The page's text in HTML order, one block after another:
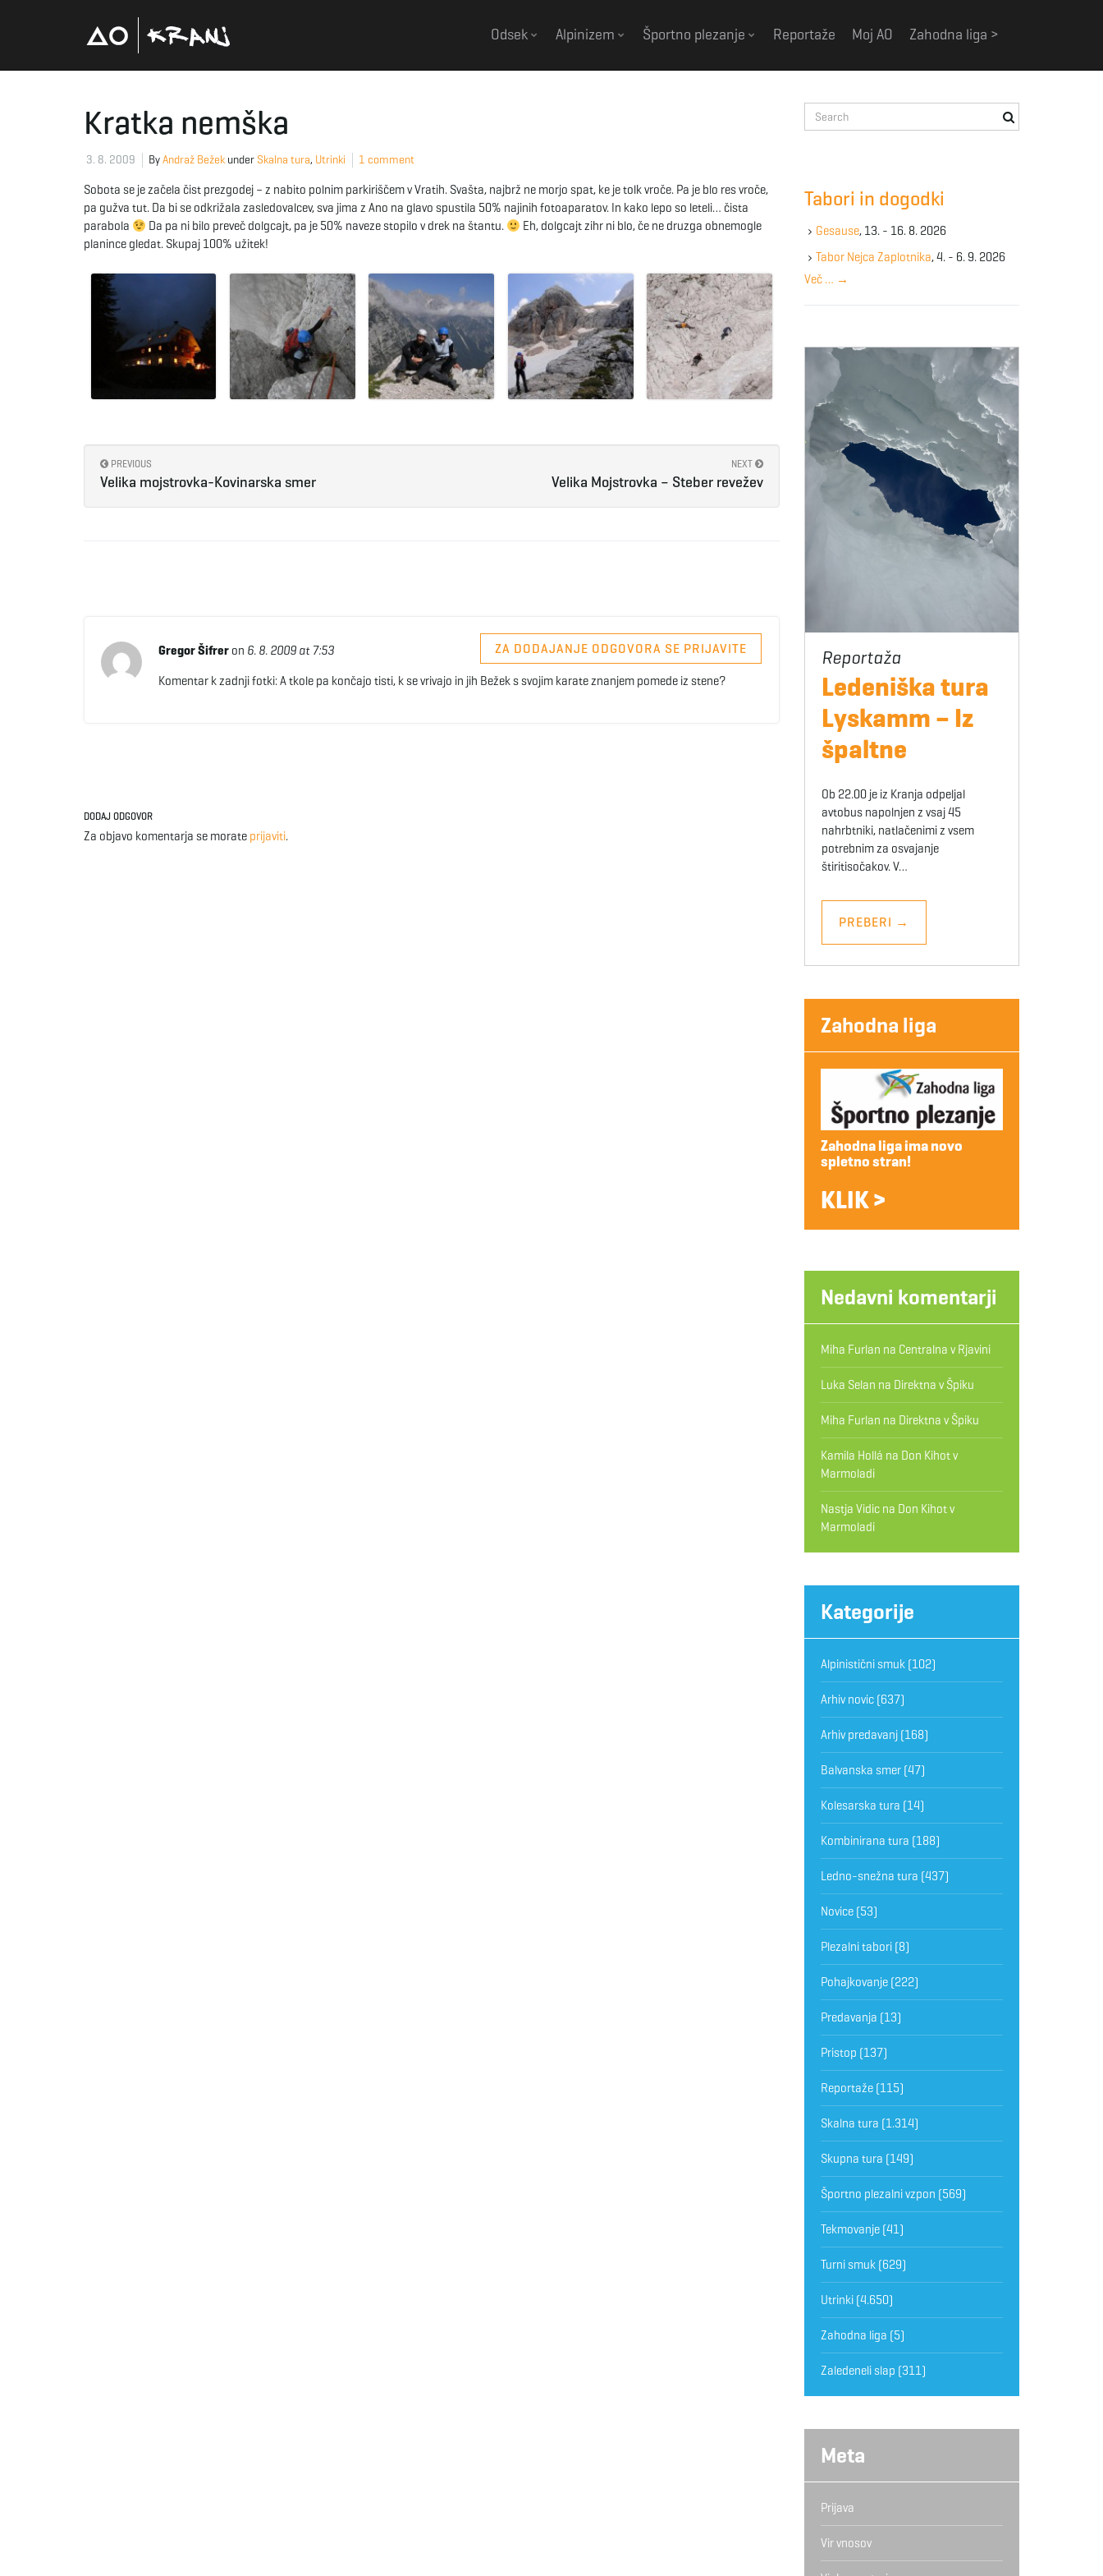
Odsek Alpinizem Športno plezanje Reportaže Moj AO Zahodna liga >
Kratka nemška
3. 8. 2009 ByAndraž Bežek under Skalna tura, Utrinki 1 comment
Sobota se je začela čist prezgodej – z nabito polnim parkiriščem v Vratih. Svašta, najbrž ne morjo spat, ke je tolk vroče. Pa je blo res vroče,
pa gužva tut. Da bi se odkrižala zasledovalcev, sva jima z Ano na glavo spustila 50% najinih fotoaparatov. In kako lepo so leteli… čista
parabola
Da pa ni bilo preveč dolgcajt, pa je 50% naveze stopilo v drek na štantu.
Eh, dolgcajt zihr ni blo, če ne druzga obnemogle
planince gledat. Skupaj 100% užitek!
PREVIOUS
Velika mojstrovka-Kovinarska smer
NEXT
Velika Mojstrovka – Steber revežev
Gregor Šifreron 6. 8. 2009 at 7:53 ZA DODAJANJE ODGOVORA SE PRIJAVITE
Komentar k zadnji fotki: A tkole pa končajo tisti, k se vrivajo in jih Bežek s svojim karate znanjem pomede iz stene?
DODAJ ODGOVOR
Za objavo komentarja se morate prijaviti.
e
e
y
w
r
Tabori in dogodki
Gesause, 13. - 16. 8. 2026
Tabor Nejca Zaplotnika, 4. - 6. 9. 2026
Več … →
Ledeniška tura
Lyskamm – Iz
špaltne
Ob 22.00 je iz Kranja odpeljal
avtobus napolnjen z vsaj 45
nahrbtniki, natlačenimi z vsem
potrebnim za osvajanje
štiritisočakov. V…
PREBERI →
Zahodna liga
Zahodna liga ima novo
spletno stran!
KLIK >
Nedavni komentarji
Miha Furlan na Centralna v Rjavini
Luka Selan na Direktna v Špiku
Miha Furlan na Direktna v Špiku
Kamila Hollá na Don Kihot v
Marmoladi
Nastja Vidicna Don Kihot v
Marmoladi
Kategorije
Alpinistični smuk(102)
Arhiv novic(637)
Arhiv predavanj(168)
Balvanska smer(47)
Kolesarska tura (14)
Kombinirana tura (188)
Ledno-snežna tura (437)
Novice(53)
Plezalni tabori(8)
Pohajkovanje(222)
Predavanja (13)
Pristop (137)
Reportaže(115)
Skalna tura (1.314)
Skupna tura (149)
Športno plezalni vzpon (569)
Tekmovanje(41)
Turni smuk(629)
Utrinki(4.650)
Zahodna liga (5)
Zaledeneli slap (311)
Meta
Prijava
Vir vnosov